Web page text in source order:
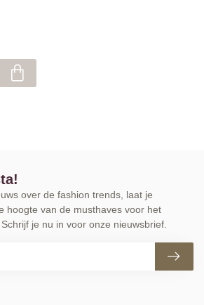
over de fashion trends, laat je
hoogte van de musthaves voor het
je nu in voor onze nieuwsbrief.